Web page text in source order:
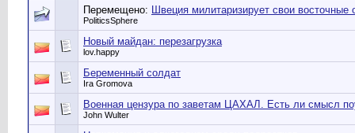
Перемещено: Швеция милитаризирует свои восточные
PoliticsSphere
Новый майдан: перезагрузка
lov.happy
Беременный солдат
Ira Gromova
Военная цензура по заветам ЦАХАЛ. Есть ли смысл
John Wulter